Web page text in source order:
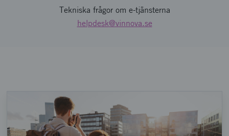
Tekniska frågor om e-tjänsterna
helpdesk@vinnova.se